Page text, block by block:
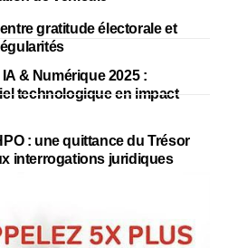
gratitude électorale et
& Numérique 2025 :
technologique en impact
: une quittance du Trésor
interrogations juridiques